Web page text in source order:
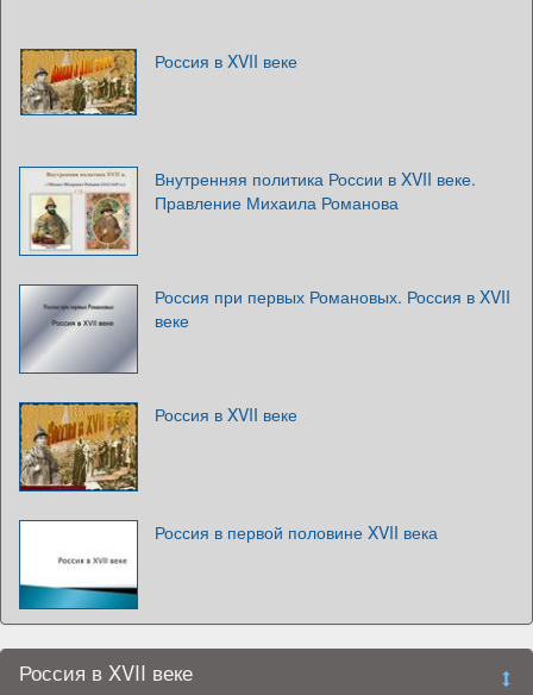
Россия в XVII веке
Внутренняя политика России в XVII веке.
Правление Михаила Романова
Россия при первых Романовых. Россия в XVII
веке
Россия в XVII веке
Россия в первой половине XVII века
Россия в XVII веке